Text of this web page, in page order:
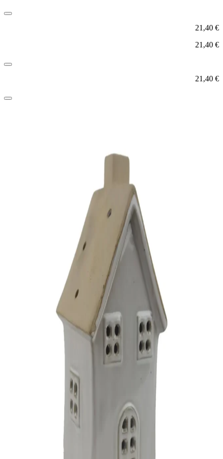
21,40 €
21,40 €
21,40 €